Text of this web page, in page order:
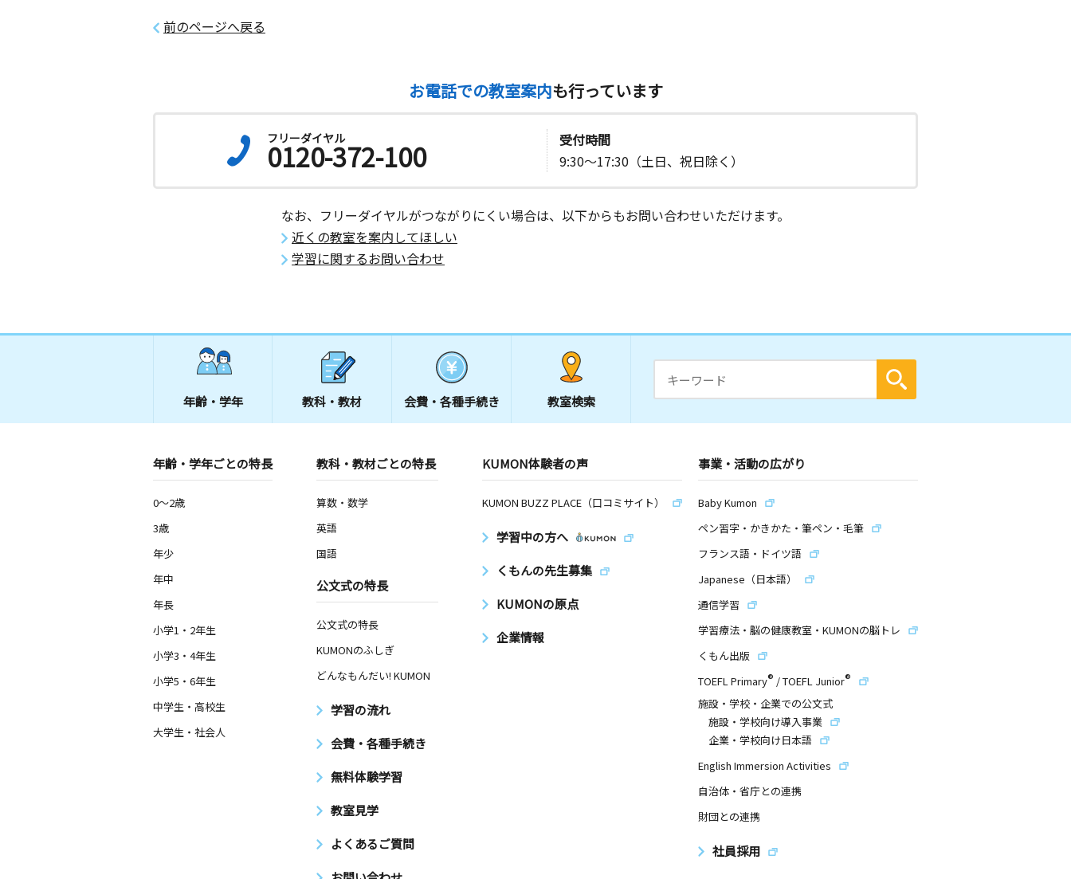
上盛岡教室
火 水 木 金 土 日
0歳～高校生
ルパレスＦＵＪＩＹＡ １Ｆ
前のページへ戻る
お電話での教室案内も行っています
フリーダイヤル
0120-372-100
受付時間
9:30～17:30（土日、祝日除く）
なお、フリーダイヤルがつながりにくい場合は、以下からもお問い合わせいただけます。
近くの教室を案内してほしい
学習に関するお問い合わせ
年齢・学年 教科・教材 会費・ 各種手続き 教室検索
年齢・学年ごとの特長
0～2歳
3歳
年少
年中
年長
小学1・2年生
小学3・4年生
小学5・6年生
中学生・高校生
大学生・社会人
教科・教材ごとの特長
算数・数学
英語
国語
公文式の特長
公文式の特長
KUMONのふしぎ
どんなもんだい! KUMON
学習の流れ
会費・各種手続き
無料体験学習
教室見学
よくあるご質問
KUMON体験者の声
KUMON BUZZ PLACE（口コミサイト）
学習中の方へ
くもんの先生募集
KUMONの原点
企業情報
事業・活動の広がり
Baby Kumon
ペン習字・かきかた・筆ペン・毛筆
フランス語・ドイツ語
Japanese（日本語）
通信学習
学習療法・脳の健康教室・KUMONの脳トレ
くもん出版
TOEFL Primary® /TOEFL Junior®
施設・学校・企業での公文式
施設・学校向け導入事業
企業・学校向け日本語
English Immersion Activities
自治体・省庁との連携
財団との連携
社員採用